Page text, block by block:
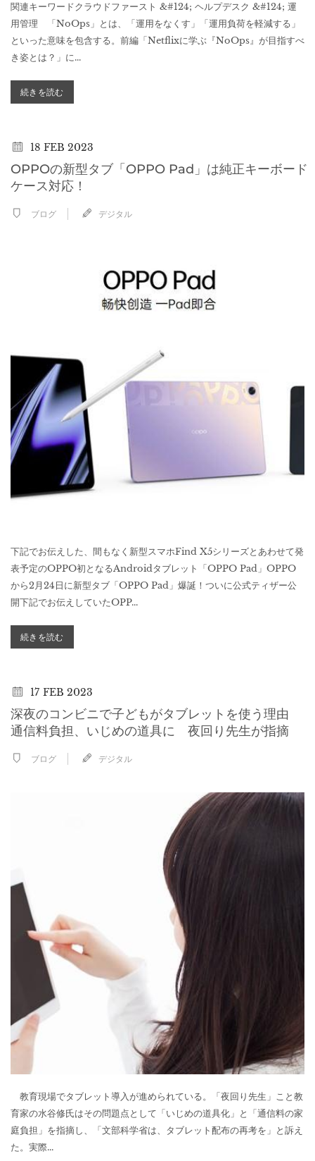
関連キーワードクラウドファースト &#124; ヘルプデスク &#124; 運
用管理 「NoOps」とは、「運用をなくす」「運用負荷を軽減する」
といった意味を包含する。前編「Netflixに学ぶ『NoOps』が目指すべ
き姿とは？」に...
続きを読む
18 FEB 2023
OPPOの新型タブ「OPPO Pad」は純正キーボード
ケース対応！
ブログ デジタル
下記でお伝えした、間もなく新型スマホFind X5シリーズとあわせて発
表予定のOPPO初となるAndroidタブレット「OPPO Pad」OPPO
から2月24日に新型タブ「OPPO Pad」爆誕！ついに公式ティザー公
開下記でお伝えしていたOPP...
続きを読む
17 FEB 2023
深夜のコンビニで子どもがタブレットを使う理由
通信料負担、いじめの道具に 夜回り先生が指摘
ブログ デジタル
教育現場でタブレット導入が進められている。「夜回り先生」こと教
育家の水谷修氏はその問題点として「いじめの道具化」と「通信料の家
庭負担」を指摘し、「文部科学省は、タブレット配布の再考を」と訴え
た。実際...